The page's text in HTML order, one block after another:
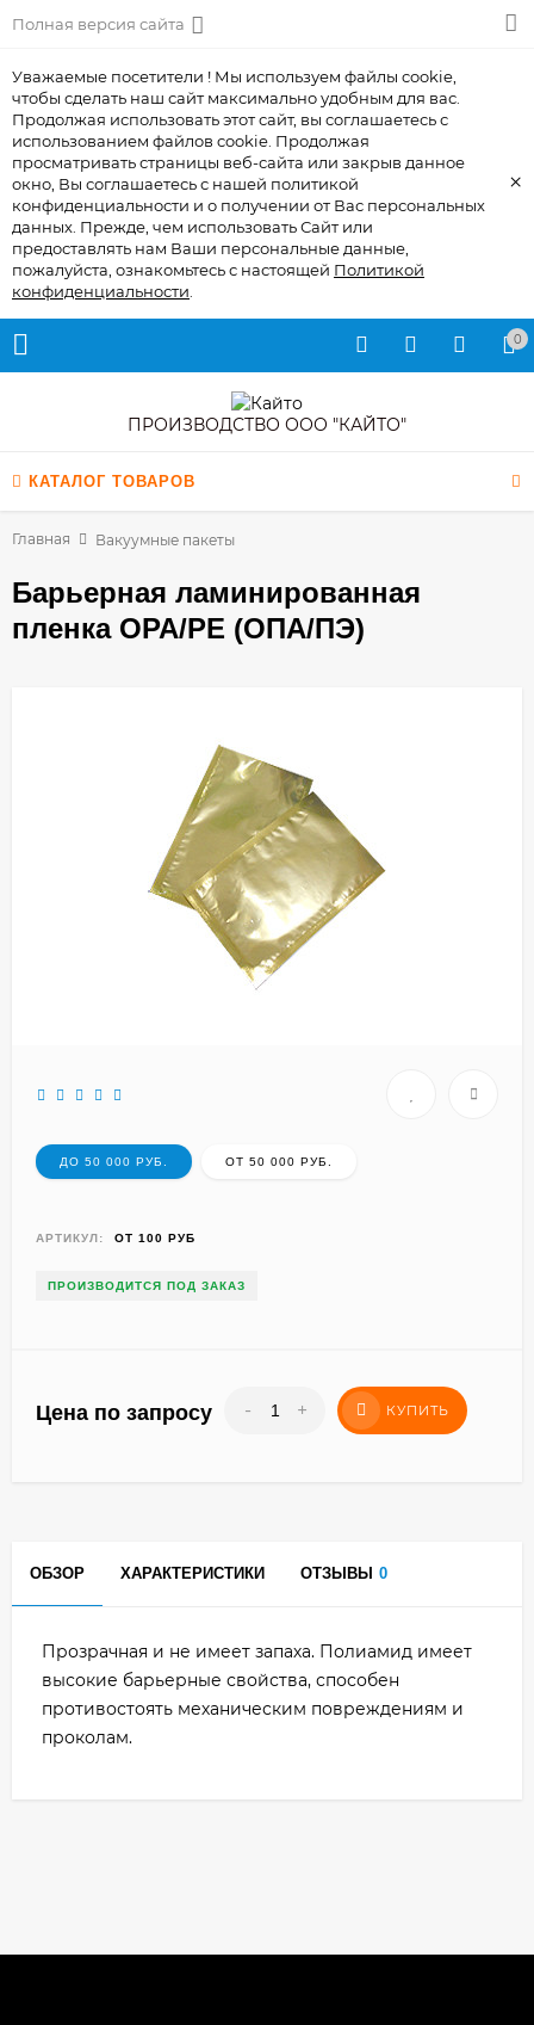
Полная версия сайта
Уважаемые посетители ! Мы используем файлы cookie,
чтобы сделать наш сайт максимально удобным для вас.
Продолжая использовать этот сайт, вы соглашаетесь с
использованием файлов cookie. Продолжая
просматривать страницы веб-сайта или закрыв данное
окно, Вы соглашаетесь с нашей политикой
конфиденциальности и о получении от Вас персональных
данных. Прежде, чем использовать Сайт или
предоставлять нам Ваши персональные данные,
пожалуйста, ознакомьтесь с настоящей Политикой
конфиденциальности
×
0
ПРОИЗВОДСТВО ООО "КАЙТО"
КАТАЛОГ ТОВАРОВ
Главная Вакуумные пакеты
Барьерная ламинированная
пленка OPA/PE (ОПА/ПЭ)
ДО 50 000 РУБ. ОТ 50 000 РУБ.
АРТИКУЛ: ОТ 100 РУБ
ПРОИЗВОДИТСЯ ПОД ЗАКАЗ
Цена по запросу - + КУПИТЬ
ОБЗОР ХАРАКТЕРИСТИКИ ОТЗЫВЫ 0
Прозрачная и не имеет запаха. Полиамид имеет
высокие барьерные свойства, способен
противостоять механическим повреждениям и
проколам.